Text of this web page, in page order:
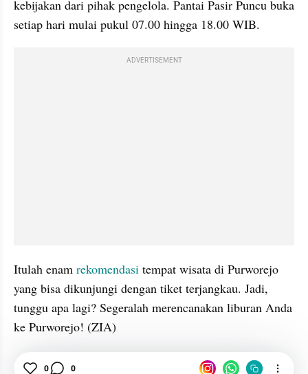
kebijakan dari pihak pengelola. Pantai Pasir Puncu buka
setiap hari mulai pukul 07.00 hingga 18.00 WIB.
ADVERTISEMENT
Itulah enam rekomendasi tempat wisata di Purworejo
yang bisa dikunjungi dengan tiket terjangkau. Jadi,
tunggu apa lagi? Segeralah merencanakan liburan Anda
ke Purworejo! (ZIA)
Purworejo Rekomendasi
0 0